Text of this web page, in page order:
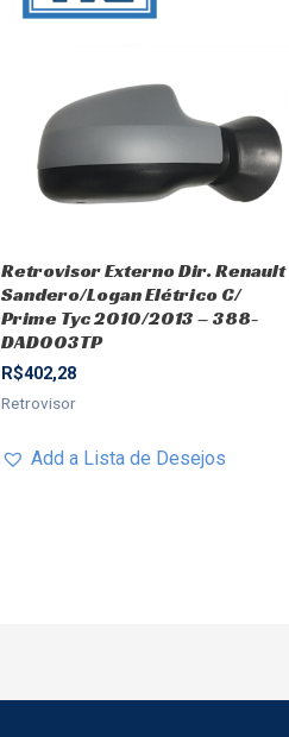
Retrovisor Externo Dir. Renault
Sandero/Logan Elétrico C/
Prime Tyc 2010/2013 – 388-
DAD003TP
R$402,28
Retrovisor
Add a Lista de Desejos